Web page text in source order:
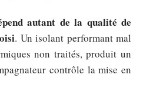
autant de la qualité de
. Un isolant performant mal
non traités, produit un
contrôle la mise en